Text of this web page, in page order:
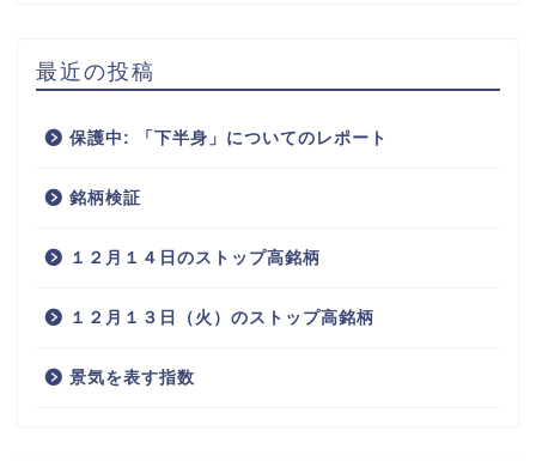
最近の投稿
保護中: 「下半身」についてのレポート
銘柄検証
１２月１４日のストップ高銘柄
１２月１３日（火）のストップ高銘柄
景気を表す指数